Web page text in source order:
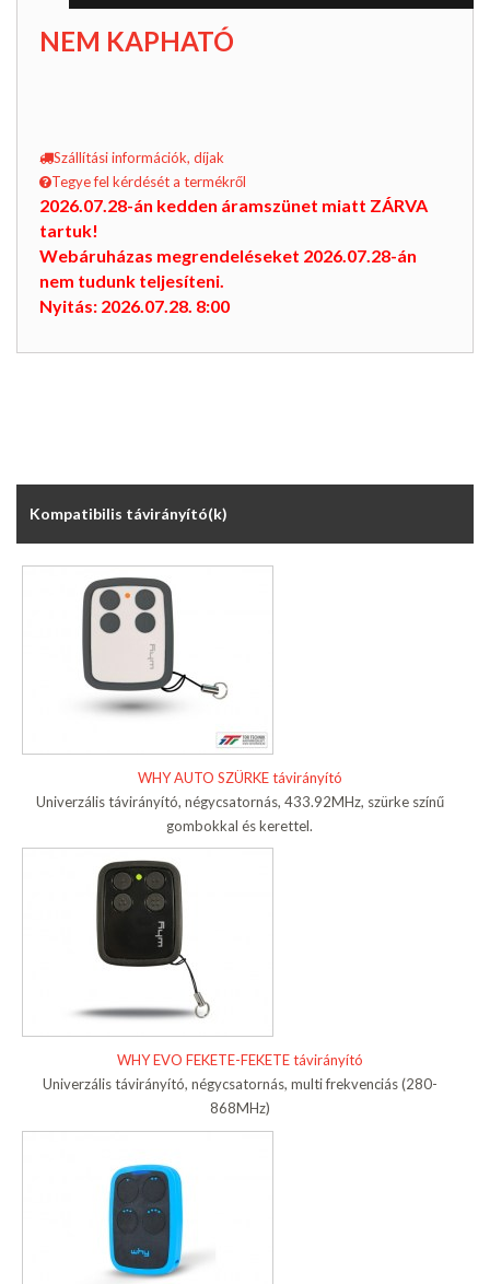
NEM KAPHATÓ
Szállítási információk, díjak
Tegye fel kérdését a termékről
2026.07.28-án kedden áramszünet miatt ZÁRVA
tartuk!
Webáruházas megrendeléseket 2026.07.28-án
nem tudunk teljesíteni.
Nyitás: 2026.07.28. 8:00
Kompatibilis távirányító(k)
WHY AUTO SZÜRKE távirányító
Univerzális távirányító, négycsatornás, 433.92MHz, szürke színű
gombokkal és kerettel.
WHY EVO FEKETE-FEKETE távirányító
Univerzális távirányító, négycsatornás, multi frekvenciás (280-
868MHz)